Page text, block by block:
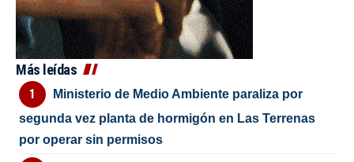
Más leídas
Ministerio de Medio Ambiente paraliza por
segunda vez planta de hormigón en Las Terrenas
por operar sin permisos